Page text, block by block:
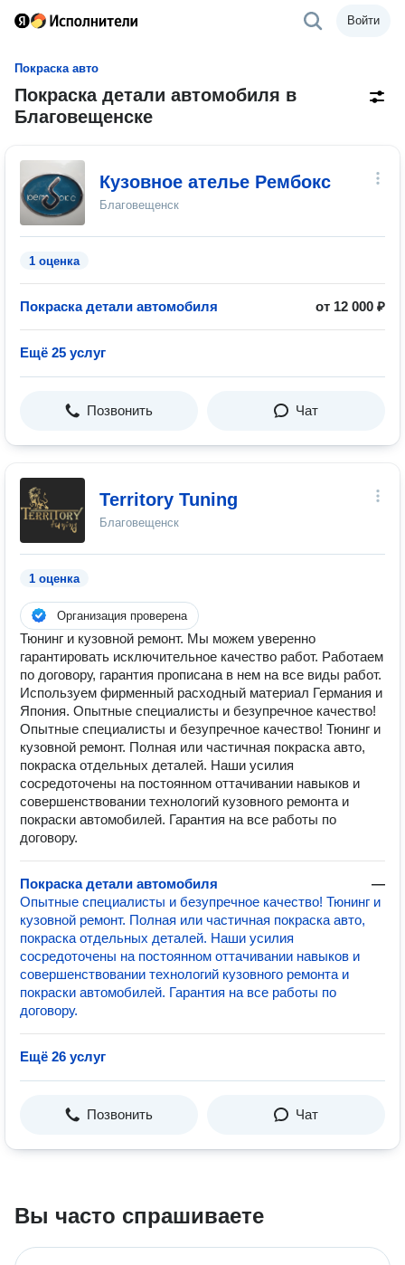
Войти
Покраска авто
Покраска детали автомобиля в
Благовещенске
Кузовное ателье Рембокс
Благовещенск
1 оценка
Покраска детали автомобиля от 12 000 ₽
Ещё 25 услуг
Позвонить Чат
Territory Tuning
Благовещенск
1 оценка
Организация проверена
Тюнинг и кузовной ремонт. Мы можем уверенно
гарантировать исключительное качество работ. Работаем
по договору, гарантия прописана в нем на все виды работ.
Используем фирменный расходный материал Германия и
Япония. Опытные специалисты и безупречное качество!
Опытные специалисты и безупречное качество! Тюнинг и
кузовной ремонт. Полная или частичная покраска авто,
покраска отдельных деталей. Наши усилия
сосредоточены на постоянном оттачивании навыков и
совершенствовании технологий кузовного ремонта и
покраски автомобилей. Гарантия на все работы по
договору.
Покраска детали автомобиля
—
Опытные специалисты и безупречное качество! Тюнинг и
кузовной ремонт. Полная или частичная покраска авто,
покраска отдельных деталей. Наши усилия
сосредоточены на постоянном оттачивании навыков и
совершенствовании технологий кузовного ремонта и
покраски автомобилей. Гарантия на все работы по
договору.
Ещё 26 услуг
Позвонить Чат
Вы часто спрашиваете